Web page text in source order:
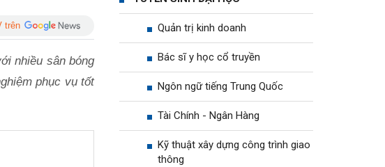
trên
nhiều sân bóng
phục vụ tốt
Quản trị kinh doanh
Bác sĩ y học cổ truyền
Ngôn ngữ tiếng Trung Quốc
Tài Chính - Ngân Hàng
Kỹ thuật xây dựng công trình giao
thông